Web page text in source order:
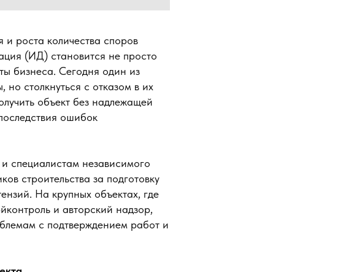
роста количества споров
(ИД) становится не просто
бизнеса. Сегодня один из
столкнуться с отказом в их
объект без надлежащей
ошибок
специалистам независимого
строительства за подготовку
На крупных объектах, где
и авторский надзор,
с подтверждением работ и